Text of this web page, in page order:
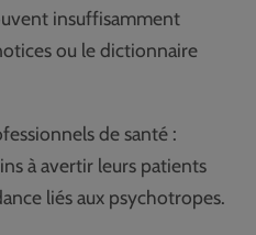
insuffisamment
ou le dictionnaire
de santé :
à avertir leurs patients
liés aux psychotropes.